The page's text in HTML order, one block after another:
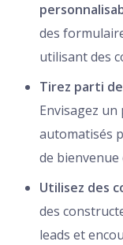
des
utilisant des
Tirez parti
Envisagez
automatisés
de bienvenue
Utilisez des
des
leads et